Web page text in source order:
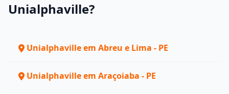
Unialphaville?
Unialphaville em Abreu e Lima - PE
Unialphaville em Araçoiaba - PE